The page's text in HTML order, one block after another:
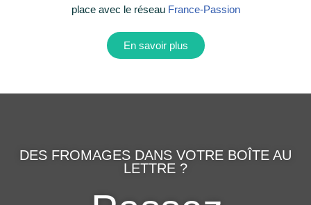
place avec le réseau France-Passion
En savoir plus
DES FROMAGES DANS VOTRE BOÎTE AU
LETTRE ?